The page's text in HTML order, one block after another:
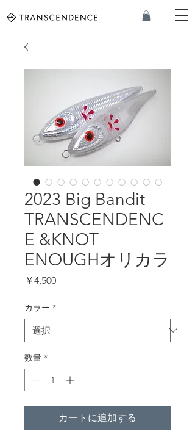
2023 Big Bandit
TRANSCENDENC
E &KNOT
ENOUGHオリカラ
￥4,500価
カラー *
数量 *
カートに追加する